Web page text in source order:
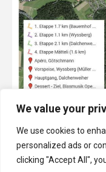
We value your
We use cookies to
personalized ads or
clicking "Accept All",
zur Route